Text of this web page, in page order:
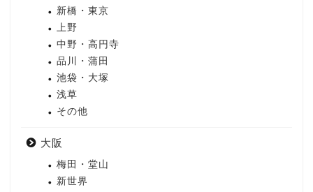
新橋・東京
上野
中野・高円寺
品川・蒲田
池袋・大塚
浅草
その他
大阪
梅田・堂山
新世界